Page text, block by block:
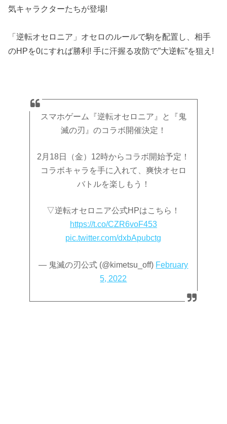
気キャラクターたちが登場!
「逆転オセロニア」オセロのルールで駒を配置し、相手
のHPを0にすれば勝利! 手に汗握る攻防で”大逆転”を狙え!
スマホゲーム『逆転オセロニア』と『鬼
滅の刃』のコラボ開催決定！
2月18日（金）12時からコラボ開始予定！
コラボキャラを手に入れて、爽快オセロ
バトルを楽しもう！
▽逆転オセロニア公式HPはこちら！
https://t.co/CZR6voF453
pic.twitter.com/dxbApubctg
— 鬼滅の刃公式 (@kimetsu_off) February
5, 2022